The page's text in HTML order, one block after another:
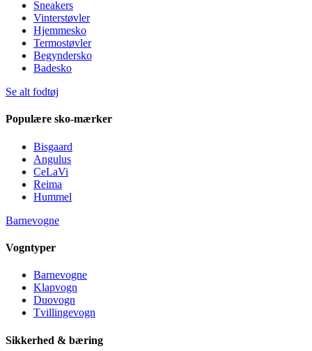
Sneakers
Vinterstøvler
Hjemmesko
Termostøvler
Begyndersko
Badesko
Se alt fodtøj
Populære sko-mærker
Bisgaard
Angulus
CeLaVi
Reima
Hummel
Barnevogne
Vogntyper
Barnevogne
Klapvogn
Duovogn
Tvillingevogn
Sikkerhed & bæring